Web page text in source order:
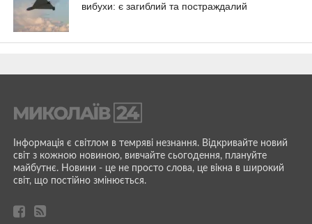
вибухи: є загиблий та постраждалий
Інформація є світлом в темряві незнання. Відкривайте новий
світ з кожною новиною, вивчайте сьогодення, плануйте
майбутнє. Новини - це не просто слова, це вікна в широкий
світ, що постійно змінюється.